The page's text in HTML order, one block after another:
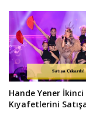
Hande Yener İkinci
Kıyafetlerini